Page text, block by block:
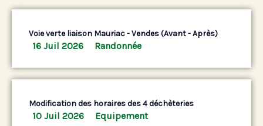
Voie verte liaison Mauriac - Vendes (Avant - Après)
16 Juil 2026 Randonnée
Modification des horaires des 4 déchèteries
10 Juil 2026 Equipement